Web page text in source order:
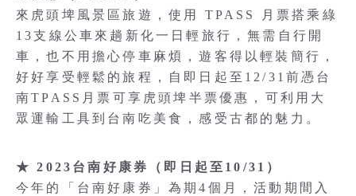
來虎頭埤風景區旅遊，使用 TPASS 月票搭乘綠
13支線公車來趟新化一日輕旅行，無需自行開
車，也不用擔心停車麻煩，遊客得以輕裝簡行，
好好享受輕鬆的旅程，自即日起至12/31前憑台
南TPASS月票可享虎頭埤半票優惠，可利用大
眾運輸工具到台南吃美食，感受古都的魅力。
★ 2023台南好康券（即日起至10/31）
今年的「台南好康券」為期4個月，活動期間入